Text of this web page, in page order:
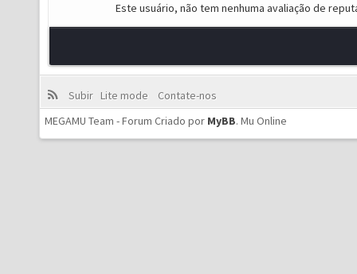
Este usuário, não tem nenhuma avaliação de
Subir Lite mode
Contate-nos
MEGAMU Team - Forum Criado por MyBB. Mu Online